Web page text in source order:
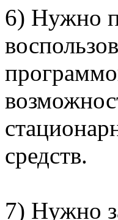
6) Нужно
средств.
7) Нужно